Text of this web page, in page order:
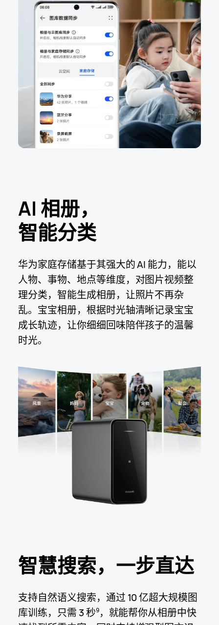
AI 相册，
智能分类
华为家庭存储基于其强大的 AI 能力，能以
人物、事物、地点等维度，对图片视频整
理分类，智能生成相册，让照片不再杂
乱。 宝宝相册，根据时光轴清晰记录宝宝
成长轨迹，让你细细回味陪伴孩子的温馨
时⁠光。
智慧搜索， 一步直达
支持自然语义搜索，通过 10 亿超大规模图
库训练，只需 3 秒9，就能帮你从相册中快